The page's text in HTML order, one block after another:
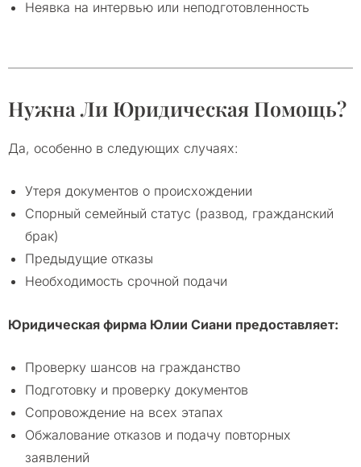
Неявка на интервью или неподготовленность
Нужна Ли Юридическая Помощь?
Да, особенно в следующих случаях:
Утеря документов о происхождении
Спорный семейный статус (развод, гражданский
брак)
Предыдущие отказы
Необходимость срочной подачи
Юридическая фирма Юлии Сиани предоставляет:
Проверку шансов на гражданство
Подготовку и проверку документов
Сопровождение на всех этапах
Обжалование отказов и подачу повторных
заявлений